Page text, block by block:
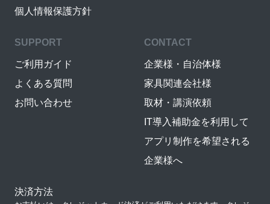
個人情報保護方針
SUPPORT
ご利用ガイド
よくある質問
お問い合わせ
CONTACT
企業様・自治体様
家具関連会社様
取材・講演依頼
IT導入補助金を利用して
アプリ制作を希望される
企業様へ
決済方法